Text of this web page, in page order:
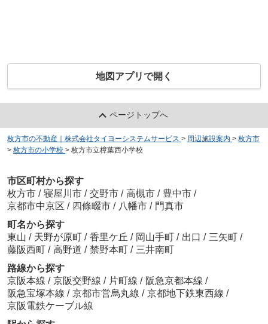
地図アプリで開く
ページトップへ
枚方市の不動産｜株式会社タイヨーシステムサービス > 周辺施設案内 > 枚方市
> 枚方市の小学校 > 枚方市立樟葉西小学校
市区町村から探す
枚方市 / 寝屋川市 / 交野市 / 高槻市 / 豊中市 /
京都市中京区 / 四條畷市 / 八幡市 / 門真市
町名から探す
東山 / 天野が原町 / 香里ケ丘 / 岡山手町 / 出口 / 三矢町 /
藤阪西町 / 高野道 / 禁野本町 / 三井南町
路線から探す
京阪本線 / 京阪交野線 / 片町線 / 阪急京都本線 /
阪急宝塚本線 / 京都市営烏丸線 / 京都地下鉄東西線 /
京阪電鉄ケーブル線